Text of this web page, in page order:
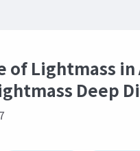
of Lightmass
Deep